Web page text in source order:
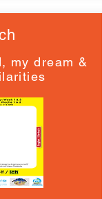
my dream &